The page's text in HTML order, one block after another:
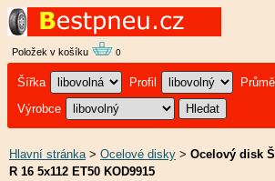
Položek v košíku 0
Šířka Profil
Výrobce
Hlavní stránka> Ocelové disky > Ocelový disk
R 16 5x112 ET50 KOD9915